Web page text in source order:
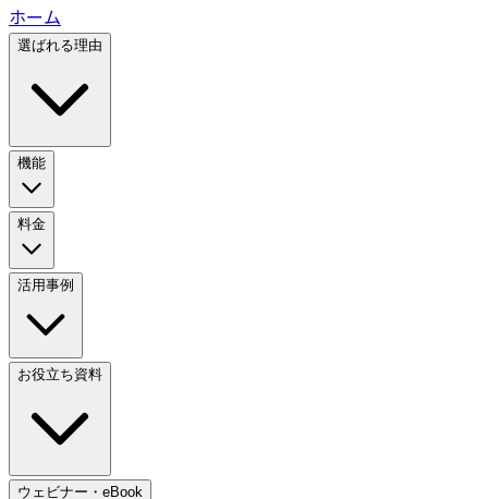
ホーム
選ばれる理由
機能
料金
活用事例
お役立ち資料
ウェビナー・eBook